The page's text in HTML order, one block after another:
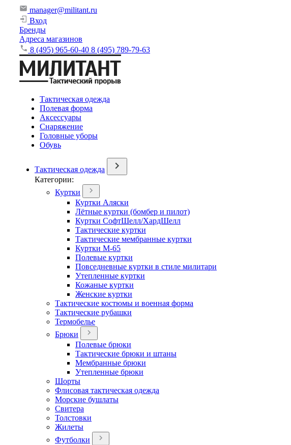
manager@militant.ru
Вход
Бренды
Адреса магазинов
8 (495) 965-60-40 8 (495) 789-79-63
Тактическая одежда
Полевая форма
Аксессуары
Снаряжение
Головные уборы
Обувь
Тактическая одежда
Категории:
Куртки
Куртки Аляски
Лётные куртки (бомбер и пилот)
Куртки СофтШелл/ХардШелл
Тактические куртки
Тактические мембранные куртки
Куртки М-65
Полевые куртки
Повседневные куртки в стиле милитари
Утепленные куртки
Кожаные куртки
Женские куртки
Тактические костюмы и военная форма
Тактические рубашки
Термобелье
Брюки
Полевые брюки
Тактические брюки и штаны
Мембранные брюки
Утепленные брюки
Шорты
Флисовая тактическая одежда
Морские бушлаты
Свитера
Толстовки
Жилеты
Футболки